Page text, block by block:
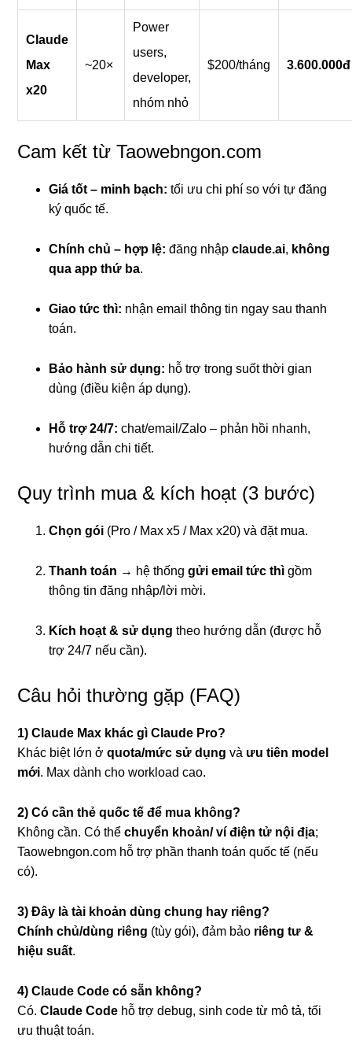
Claude
Max
x20
~20×
Power
users,
developer,
nhóm nhỏ
$200/tháng 3.600.000đ
Cam kết từ Taowebngon.com
Giá tốt – minh bạch: tối ưu chi phí so với tự đăng
ký quốc tế.
Chính chủ – hợp lệ: đăng nhậpclaude.ai, không
qua app thứ ba.
Giao tức thì: nhận email thông tin ngay sau thanh
toán.
Bảo hành sử dụng: hỗ trợ trong suốt thời gian
dùng (điều kiện áp dụng).
Hỗ trợ 24/7: chat/email/Zalo – phản hồi nhanh,
hướng dẫn chi tiết.
Quy trình mua & kích hoạt (3 bước)
Chọn gói (Pro / Max x5 / Max x20) và đặt mua.
Thanh toán → hệ thốnggửi email tức thì gồm
thông tin đăng nhập/lời mời.
Kích hoạt & sử dụng theo hướng dẫn (được hỗ
trợ 24/7 nếu cần).
Câu hỏi thường gặp (FAQ)
1) Claude Max khác gì Claude Pro?
Khác biệt lớn ởquota/mức sử dụng và ưu tiên model
mới. Max dành cho workload cao.
2) Có cần thẻ quốc tế để mua không?
Không cần. Có thểchuyển khoản/ ví điện tử nội địa;
Taowebngon.com hỗ trợ phần thanh toán quốc tế (nếu
có).
3) Đây là tài khoản dùng chung hay riêng?
Chính chủ/dùng riêng (tùy gói), đảm bảo riêng tư &
hiệu suất.
4) Claude Code có sẵn không?
Có.Claude Code hỗ trợ debug, sinh code từ mô tả, tối
ưu thuật toán.